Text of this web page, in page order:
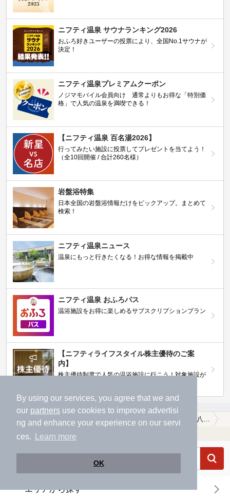
By using our services, you agree that we and
our partners use cookies to improve advertisi
ng and enhance your experience on our servi
ces.
Learn more
OK
ニフティ温泉 サウナランキング2026
おふろ好きユーザーの投票により、全国No.1サウナが
決定！
ニフティ温泉プレミアムクーポン
ノジマモバイル会員向け 通常よりもお得な「特別価
格」で人気の温泉を満喫できる！
【ニフティ温泉 百名湯2026】
行ってみたい施設に投票してプレゼントを当てよう！
（全10回開催 / 合計260名様）
岩盤浴特集
日本全国の岩盤浴情報だけをピックアップ。まとめて
検索！
ニフティ温泉ニュース
温泉にもっと行きたくなる！お得な情報を掲載中
ニフティ温泉 おふろパス
温浴施設をお得に楽しめるサブスクリプションプラン
【ニフティライフスタイル株主優待のご案
内】
株主優待制度で人気の温浴施設に行こう！対象施設が
温泉TOP 東海 岐阜県 安八郡安八町 子連れOKな安八郡安八町の温泉、日帰り温泉、スーパー銭湯おすすめ
温浴施設を探す
エリアから探す